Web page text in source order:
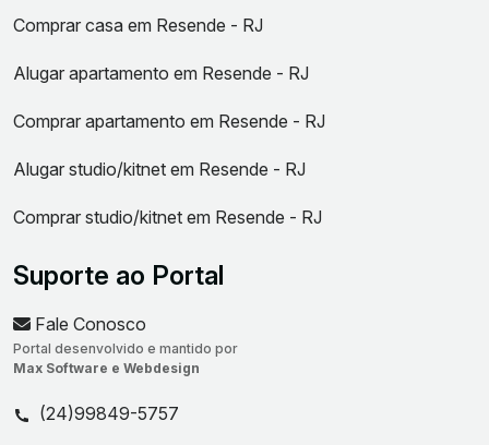
Comprar casa em Resende - RJ
Alugar apartamento em Resende - RJ
Comprar apartamento em Resende - RJ
Alugar studio/kitnet em Resende - RJ
Comprar studio/kitnet em Resende - RJ
Suporte ao Portal
Fale Conosco
Portal desenvolvido e mantido por
Max Software e Webdesign
(24)99849-5757